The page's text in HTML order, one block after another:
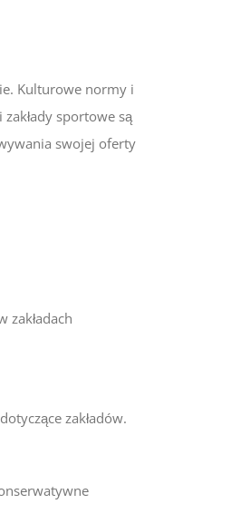
Kulturowe normy i
sportowe są
swojej oferty
zakładów.